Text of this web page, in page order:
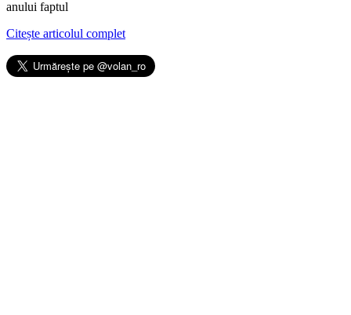
anului faptul
Citește articolul complet